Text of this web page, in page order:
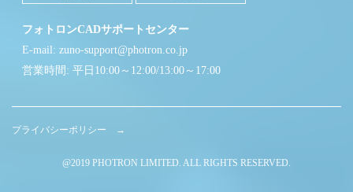
フォトロンCADサポートセンター
E-mail: zuno-support@photron.co.jp
営業時間: 平日10:00～12:00/13:00～17:00
プライバシーポリシー →
@2019 PHOTRON LIMITED. ALL RIGHTS RESERVED.